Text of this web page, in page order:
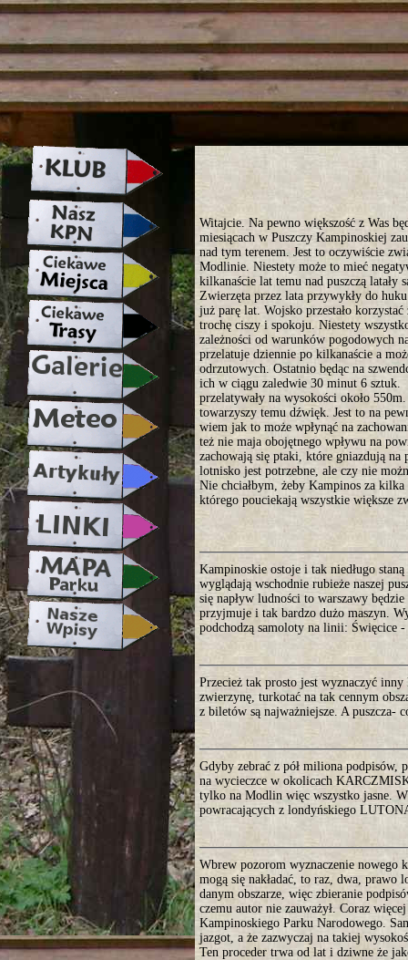
strona w naprawie zapraszamy
Witajcie. Na pewno większość z Was
miesiącach w Puszczy Kampinoskiej
nad tym terenem. Jest to oczywiście
Modlinie. Niestety może to mieć
kilkanaście lat temu nad puszczą
Zwierzęta przez lata przywykły do
już parę lat. Wojsko przestało
trochę ciszy i spokoju. Niestety
zależności od warunków pogodowych
przelatuje dziennie po kilkanaście a
odrzutowych. Ostatnio będąc na
ich w ciągu zaledwie 30 minut 6
przelatywały na wysokości około
towarzyszy temu dźwięk. Jest to na
wiem jak to może wpłynąć na
też nie maja obojętnego wpływu na
zachowają się ptaki, które gniazdują na
lotnisko jest potrzebne, ale czy nie
Nie chciałbym, żeby Kampinos za
którego pouciekają wszystkie większe
Kampinoskie ostoje i tak niedługo
wyglądają wschodnie rubieże naszej
się napływ ludności to warszawy
przyjmuje i tak bardzo dużo maszyn.
podchodzą samoloty na linii: Święcice
Przecież tak prosto jest wyznaczyć
zwierzynę, turkotać na tak cennym
z biletów są najważniejsze. A puszcza-
Gdyby zebrać z pół miliona podpisów,
na wycieczce w okolicach
tylko na Modlin więc wszystko jasne.
powracających z londyńskiego
Wbrew pozorom wyznaczenie nowego
mogą się nakładać, to raz, dwa,
danym obszarze, więc zbieranie
czemu autor nie zauważył. Coraz
Kampinoskiego Parku Narodowego.
jazgot, a że zazwyczaj na takiej
Ten proceder trwa od lat i dziwne że